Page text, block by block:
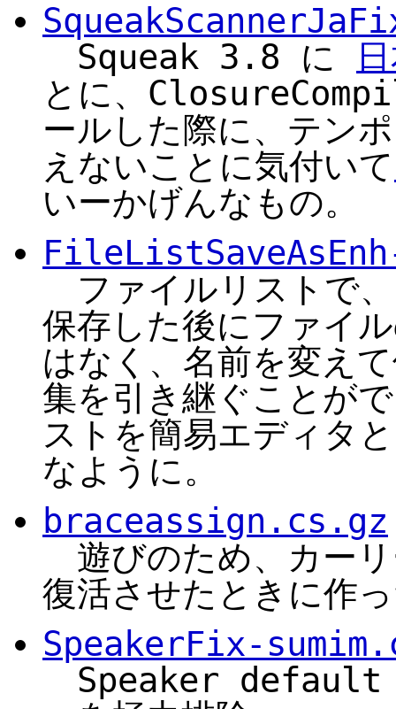
Squeak 3.8 に
とに、
ールした際に、テン
えないことに気付いて
いーかげんなもの。
ファイルリストで
保存した後にファイ
はなく、名前を変え
集を引き継ぐことが
ストを簡易エディタ
なように。
braceassign.cs.gz
遊びのため、カー
復活させたときに作
SpeakerFix-
Speaker